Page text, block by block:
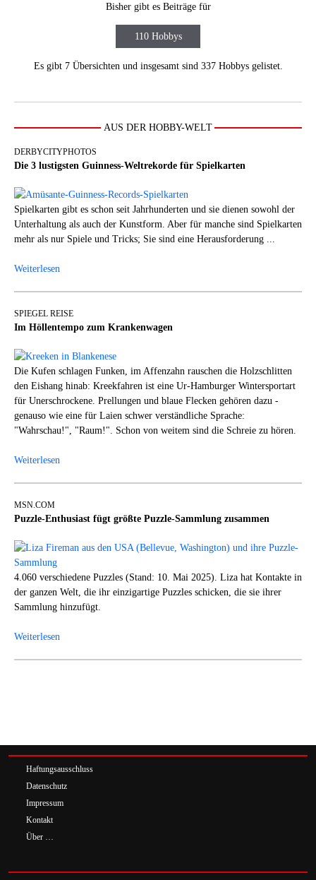
Bisher gibt es Beiträge für
110 Hobbys
Es gibt 7 Übersichten und insgesamt sind 337 Hobbys gelistet.
AUS DER HOBBY-WELT
DERBYCITYPHOTOS
Die 3 lustigsten Guinness-Weltrekorde für Spielkarten
Spielkarten gibt es schon seit Jahrhunderten und sie dienen sowohl der
Unterhaltung als auch der Kunstform. Aber für manche sind Spielkarten
mehr als nur Spiele und Tricks; Sie sind eine Herausforderung ...
Weiterlesen
SPIEGEL REISE
Im Höllentempo zum Krankenwagen
Die Kufen schlagen Funken, im Affenzahn rauschen die Holzschlitten
den Eishang hinab: Kreekfahren ist eine Ur-Hamburger Wintersportart
für Unerschrockene. Prellungen und blaue Flecken gehören dazu -
genauso wie eine für Laien schwer verständliche Sprache:
"Wahrschau!", "Raum!". Schon von weitem sind die Schreie zu hören.
Weiterlesen
MSN.COM
Puzzle-Enthusiast fügt größte Puzzle-Sammlung zusammen
4.060 verschiedene Puzzles (Stand: 10. Mai 2025). Liza hat Kontakte in
der ganzen Welt, die ihr einzigartige Puzzles schicken, die sie ihrer
Sammlung hinzufügt.
Weiterlesen
Haftungsausschluss
Datenschutz
Impressum
Kontakt
Über …